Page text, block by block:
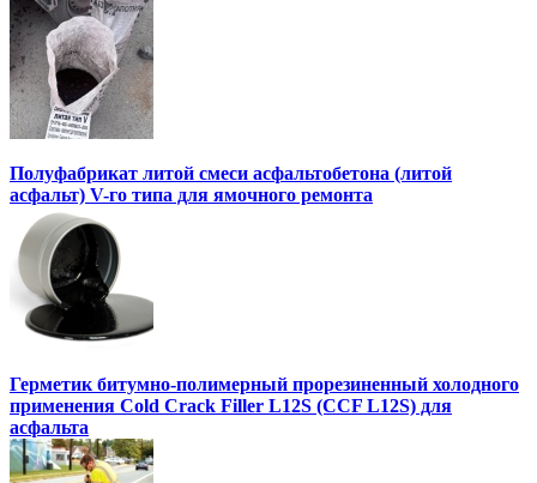
Полуфабрикат литой смеси асфальтобетона (литой
асфальт) V-го типа для ямочного ремонта
Герметик битумно-полимерный прорезиненный холодного
применения Cold Crack Filler L12S (ССF L12S) для
асфальта